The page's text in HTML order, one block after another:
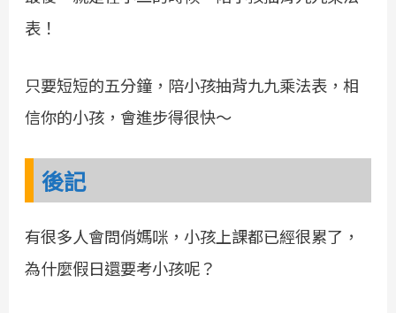
表！
只要短短的五分鐘，陪小孩抽背九九乘法表，相
信你的小孩，會進步得很快～
後記
有很多人會問俏媽咪，小孩上課都已經很累了，
為什麼假日還要考小孩呢？